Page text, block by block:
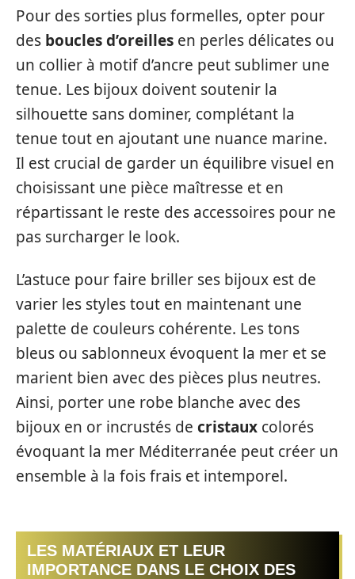
Pour des sorties plus formelles, opter pour
des boucles d’oreilles en perles délicates ou
un collier à motif d’ancre peut sublimer une
tenue. Les bijoux doivent soutenir la
silhouette sans dominer, complétant la
tenue tout en ajoutant une nuance marine.
Il est crucial de garder un équilibre visuel en
choisissant une pièce maîtresse et en
répartissant le reste des accessoires pour ne
pas surcharger le look.
L’astuce pour faire briller ses bijoux est de
varier les styles tout en maintenant une
palette de couleurs cohérente. Les tons
bleus ou sablonneux évoquent la mer et se
marient bien avec des pièces plus neutres.
Ainsi, porter une robe blanche avec des
bijoux en or incrustés de cristaux colorés
évoquant la mer Méditerranée peut créer un
ensemble à la fois frais et intemporel.
LES MATÉRIAUX ET LEUR
IMPORTANCE DANS LE CHOIX DES